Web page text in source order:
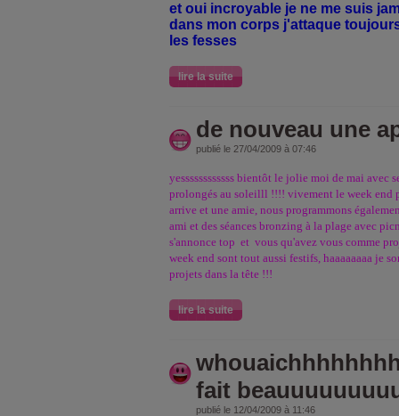
et oui incroyable je ne me suis
dans mon corps j'attaque
les fesses
lire la suite
de nouveau une
publié le 27/04/2009 à 07:46
yessssssssssss bientôt le jolie moi de mai avec
prolongés au soleilll !!!! vivement le week end
arrive et une amie, nous programmons
ami et des séances bronzing à la plage avec
s'annonce top et vous qu'avez vous comme
week end sont tout aussi festifs, haaaaaaaa je
projets dans la tête !!!
lire la suite
fait
publié le 12/04/2009 à 11:46